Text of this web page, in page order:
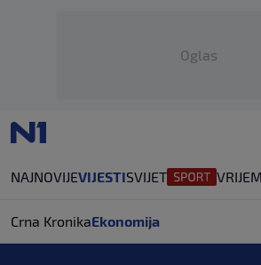
Oglas
NAJNOVIJEVIJESTISVIJET
Crna KronikaEkonomija